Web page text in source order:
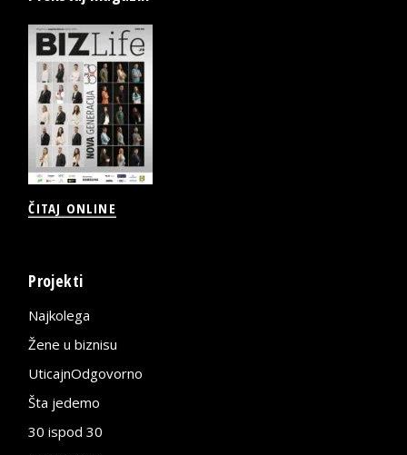
ČITAJ ONLINE
Projekti
Najkolega
Žene u biznisu
UticajnOdgovorno
Šta jedemo
30 ispod 30